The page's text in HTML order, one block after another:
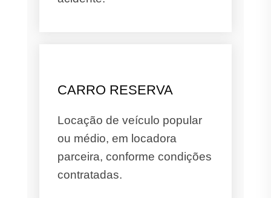
CARRO RESERVA
Locação de veículo popular
ou médio, em locadora
parceira, conforme condições
contratadas.